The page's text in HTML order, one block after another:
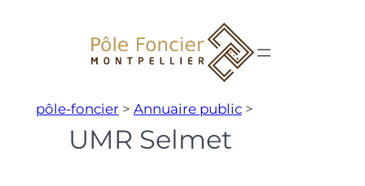
pôle-foncier > Annuaire public>
UMR Selmet